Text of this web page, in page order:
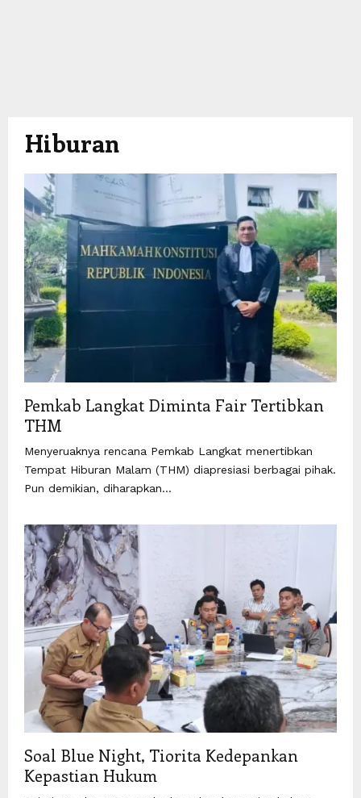
Hiburan
Pemkab Langkat Diminta Fair Tertibkan
THM
Menyeruaknya rencana Pemkab Langkat menertibkan
Tempat Hiburan Malam (THM) diapresiasi berbagai pihak.
Pun demikian, diharapkan...
Soal Blue Night, Tiorita Kedepankan
Kepastian Hukum